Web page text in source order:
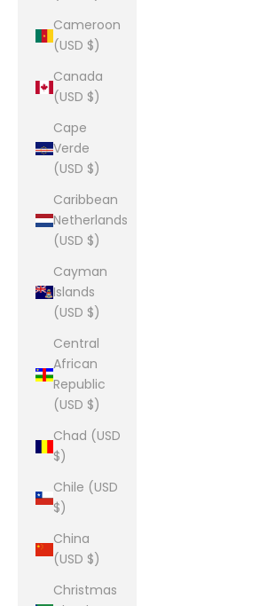
Cameroon
(USD $)
Canada
(USD $)
Cape
Verde
(USD $)
Caribbean
Netherlands
(USD $)
Cayman
Islands
(USD $)
Central
African
Republic
(USD $)
Chad (USD
$)
Chile (USD
$)
China
(USD $)
Christmas